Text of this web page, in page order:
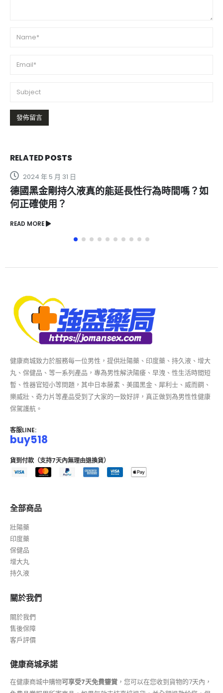
RELATEDPOSTS
2024 年 5 月 31 日
德國黑金剛持久液真的能延長性行為時間嗎？如
何正確使用？
READ MORE
健康商城致力於服務每一位男性，提供壯陽藥、印度藥、持久液、增大
丸、保健品、等一系列產品，專為男性解決陽痿、早洩、性生活時間短
暫、性器官短小等問題，其中日本藤素、美國黑金、犀利士、威而鋼、
樂威壯、奇力片等產品受到了大家的一致好評，真正做到為男性性健康
保駕護航。
客服LINE:
buy518
貨到付款（支持7天內無理由退換貨）
全部商品
壯陽藥
印度藥
保健品
增大丸
持久液
關於我們
關於我們
售後保障
客戶評價
健康商城承諾
在健康商城中購物可享受7天免費鑒賞 ，您可以在您收到貨物的7天內，